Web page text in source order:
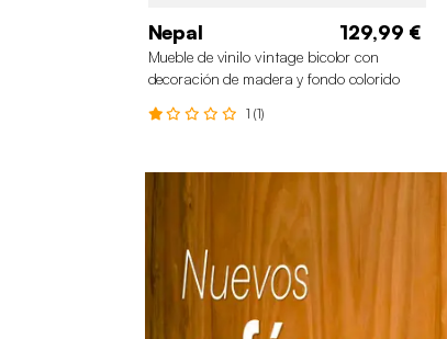
Nepal 129,99 €
Mueble de vinilo vintage bicolor con
decoración de madera y fondo colorido
1 (1)